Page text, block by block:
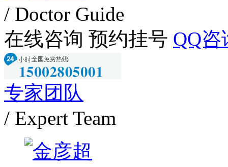
/ Doctor Guide
在线咨询 预约挂号 QQ咨
专家团队
/ Expert Team